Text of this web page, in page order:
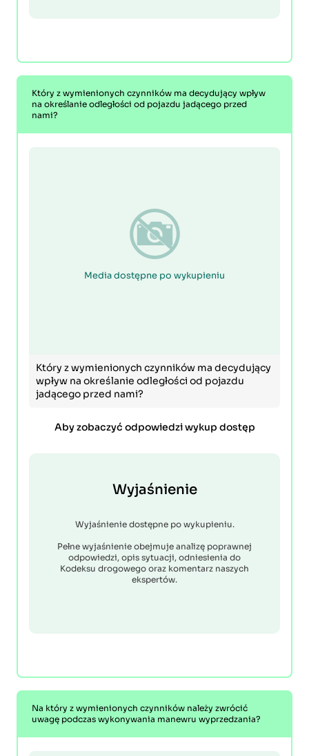
Który z wymienionych czynników ma decydujący wpływ
na określanie odległości od pojazdu jadącego przed
nami?
Media dostępne po wykupieniu
Który z wymienionych czynników ma decydujący
wpływ na określanie odległości od pojazdu
jadącego przed nami?
Aby zobaczyć odpowiedzi wykup dostęp
Wyjaśnienie
Wyjaśnienie dostępne po wykupieniu.
Pełne wyjaśnienie obejmuje analizę poprawnej
odpowiedzi, opis sytuacji, odniesienia do
Kodeksu drogowego oraz komentarz naszych
ekspertów.
Na który z wymienionych czynników należy zwrócić
uwagę podczas wykonywania manewru wyprzedzania?